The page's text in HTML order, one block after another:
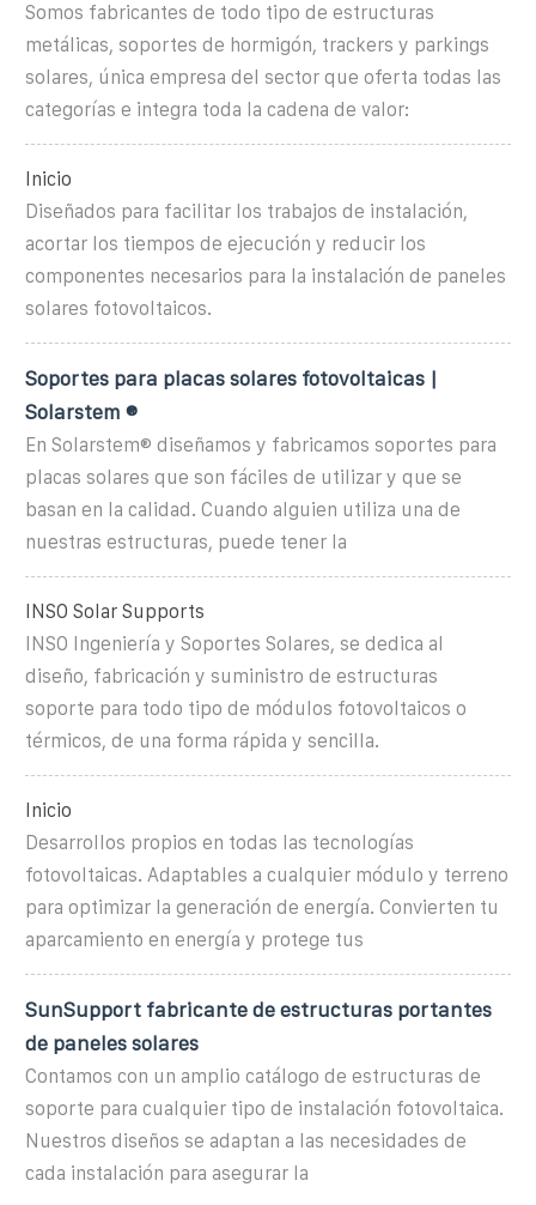
Somos fabricantes de todo tipo de estructuras
metálicas, soportes de hormigón, trackers y parkings
solares, única empresa del sector que oferta todas las
categorías e integra toda la cadena de valor:
Inicio
Diseñados para facilitar los trabajos de instalación,
acortar los tiempos de ejecución y reducir los
componentes necesarios para la instalación de paneles
solares fotovoltaicos.
Soportes para placas solares fotovoltaicas |
Solarstem ®
En Solarstem® diseñamos y fabricamos soportes para
placas solares que son fáciles de utilizar y que se
basan en la calidad. Cuando alguien utiliza una de
nuestras estructuras, puede tener la
INSO Solar Supports
INSO Ingeniería y Soportes Solares, se dedica al
diseño, fabricación y suministro de estructuras
soporte para todo tipo de módulos fotovoltaicos o
térmicos, de una forma rápida y sencilla.
Inicio
Desarrollos propios en todas las tecnologías
fotovoltaicas. Adaptables a cualquier módulo y terreno
para optimizar la generación de energía. Convierten tu
aparcamiento en energía y protege tus
SunSupport fabricante de estructuras portantes
de paneles solares
Contamos con un amplio catálogo de estructuras de
soporte para cualquier tipo de instalación fotovoltaica.
Nuestros diseños se adaptan a las necesidades de
cada instalación para asegurar la